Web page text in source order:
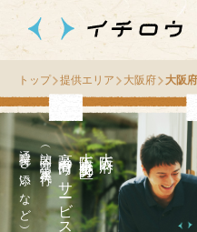
トップ 提供エリア 大阪府 大阪
大
阪
府
大
阪
市
野
区
の
高齢者向け
サ
ー
ビス
（訪問介護・家事代行
通院付き添いなど）